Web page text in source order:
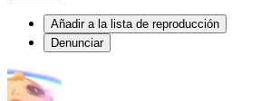
Añadir a la lista de reproducción
Denunciar